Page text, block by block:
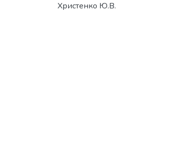
Христенко Ю.В.